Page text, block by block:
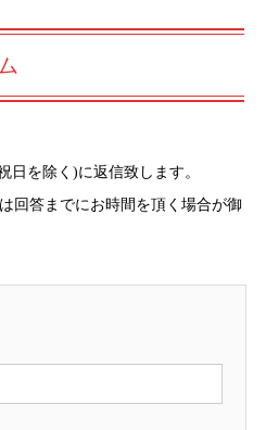
を除く)に返信致します。
回答までにお時間を頂く場合が御